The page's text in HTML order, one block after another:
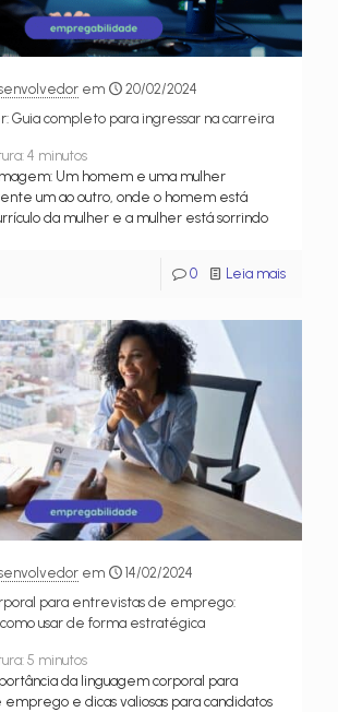
em
20/02/2024
Guia completo para ingressar na carreira
4 minutos
Um homem e uma mulher
um ao outro, onde o homem está
da mulher e a mulher está sorrindo
0 Leia mais
em
14/02/2024
para entrevistas de emprego:
usar de forma estratégica
5 minutos
da linguagem corporal para
e dicas valiosas para candidatos